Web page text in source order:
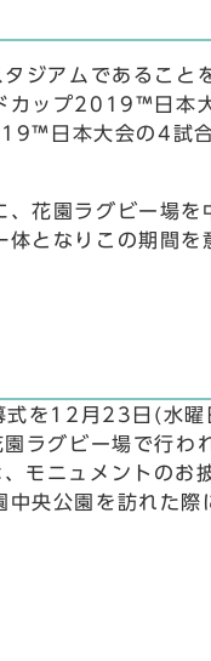
ジアムであること
カップ2019™日本
日本大会の4試
花園ラグビー場を
となりこの期間を
式を12月23日(水曜
ラグビー場で行わ
モニュメントのお
央公園を訪れた際